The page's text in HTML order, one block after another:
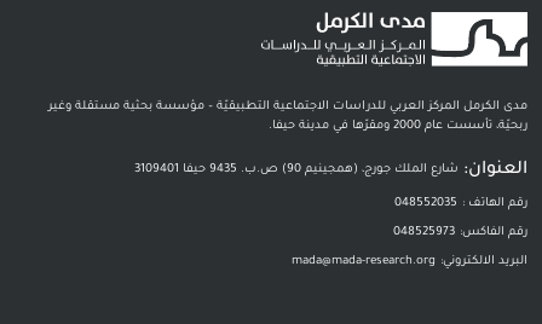
مدى الكرمل المركز العربي للدراسات الاجتماعية التطبيقيّة – مؤسسة بحثية مستقلة وغير
ربحيّة، تأسست عام 2000 ومقرّها في مدينة حيفا.
العنوان: شارع الملك جورج، (همجينيم 90) ص.ب. 9435 حيفا 3109401
رقم الهاتف : 048552035
رقم الفاكس: 048525973
البريد الالكتروني: mada@mada-research.org